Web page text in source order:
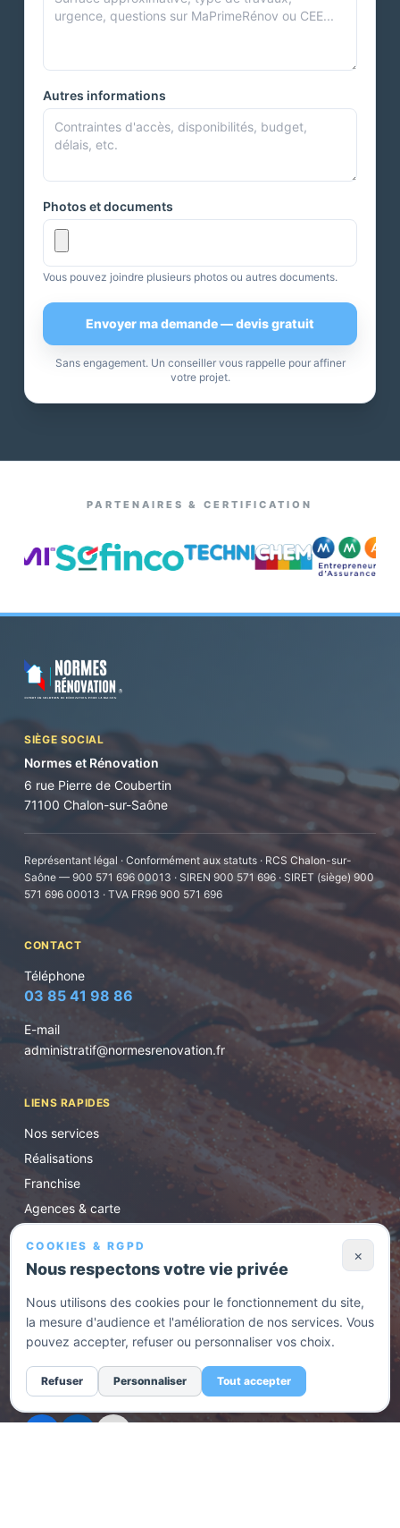
Autres informations
Photos et documents
Vous pouvez joindre plusieurs photos ou autres documents.
Envoyer ma demande — devis gratuit
Sans engagement. Un conseiller vous rappelle pour affiner
votre projet.
PARTENAIRES & CERTIFICATION
SIÈGE SOCIAL
Normes et Rénovation
6 rue Pierre de Coubertin
71100 Chalon-sur-Saône
Représentant légal · Conformément aux statuts · RCS Chalon-sur-
Saône — 900 571 696 00013 · SIREN 900 571 696 · SIRET (siège) 900
571 696 00013 · TVA FR96 900 571 696
CONTACT
Téléphone
03 85 41 98 86
E-mail
administratif@normesrenovation.fr
LIENS RAPIDES
Nos services
Réalisations
Franchise
Agences & carte
HORAIRES D'OUVERTURE
Lundi au vendredi de 8h30 à 17h. En urgence, appelez
RÉSEAUX SOCIAUX
COOKIES & RGPD
Nous respectons votre vie privée
×
Nous utilisons des cookies pour le fonctionnement du site,
la mesure d'audience et l'amélioration de nos services. Vous
pouvez accepter, refuser ou personnaliser vos choix.
Refuser Personnaliser Tout accepter